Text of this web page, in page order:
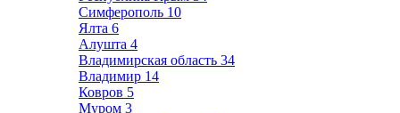
Симферополь 10
Ялта 6
Алушта 4
Владимирская область 34
Владимир 14
Ковров 5
Муром 3